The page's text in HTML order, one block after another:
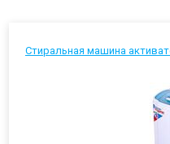
Стиральная машина